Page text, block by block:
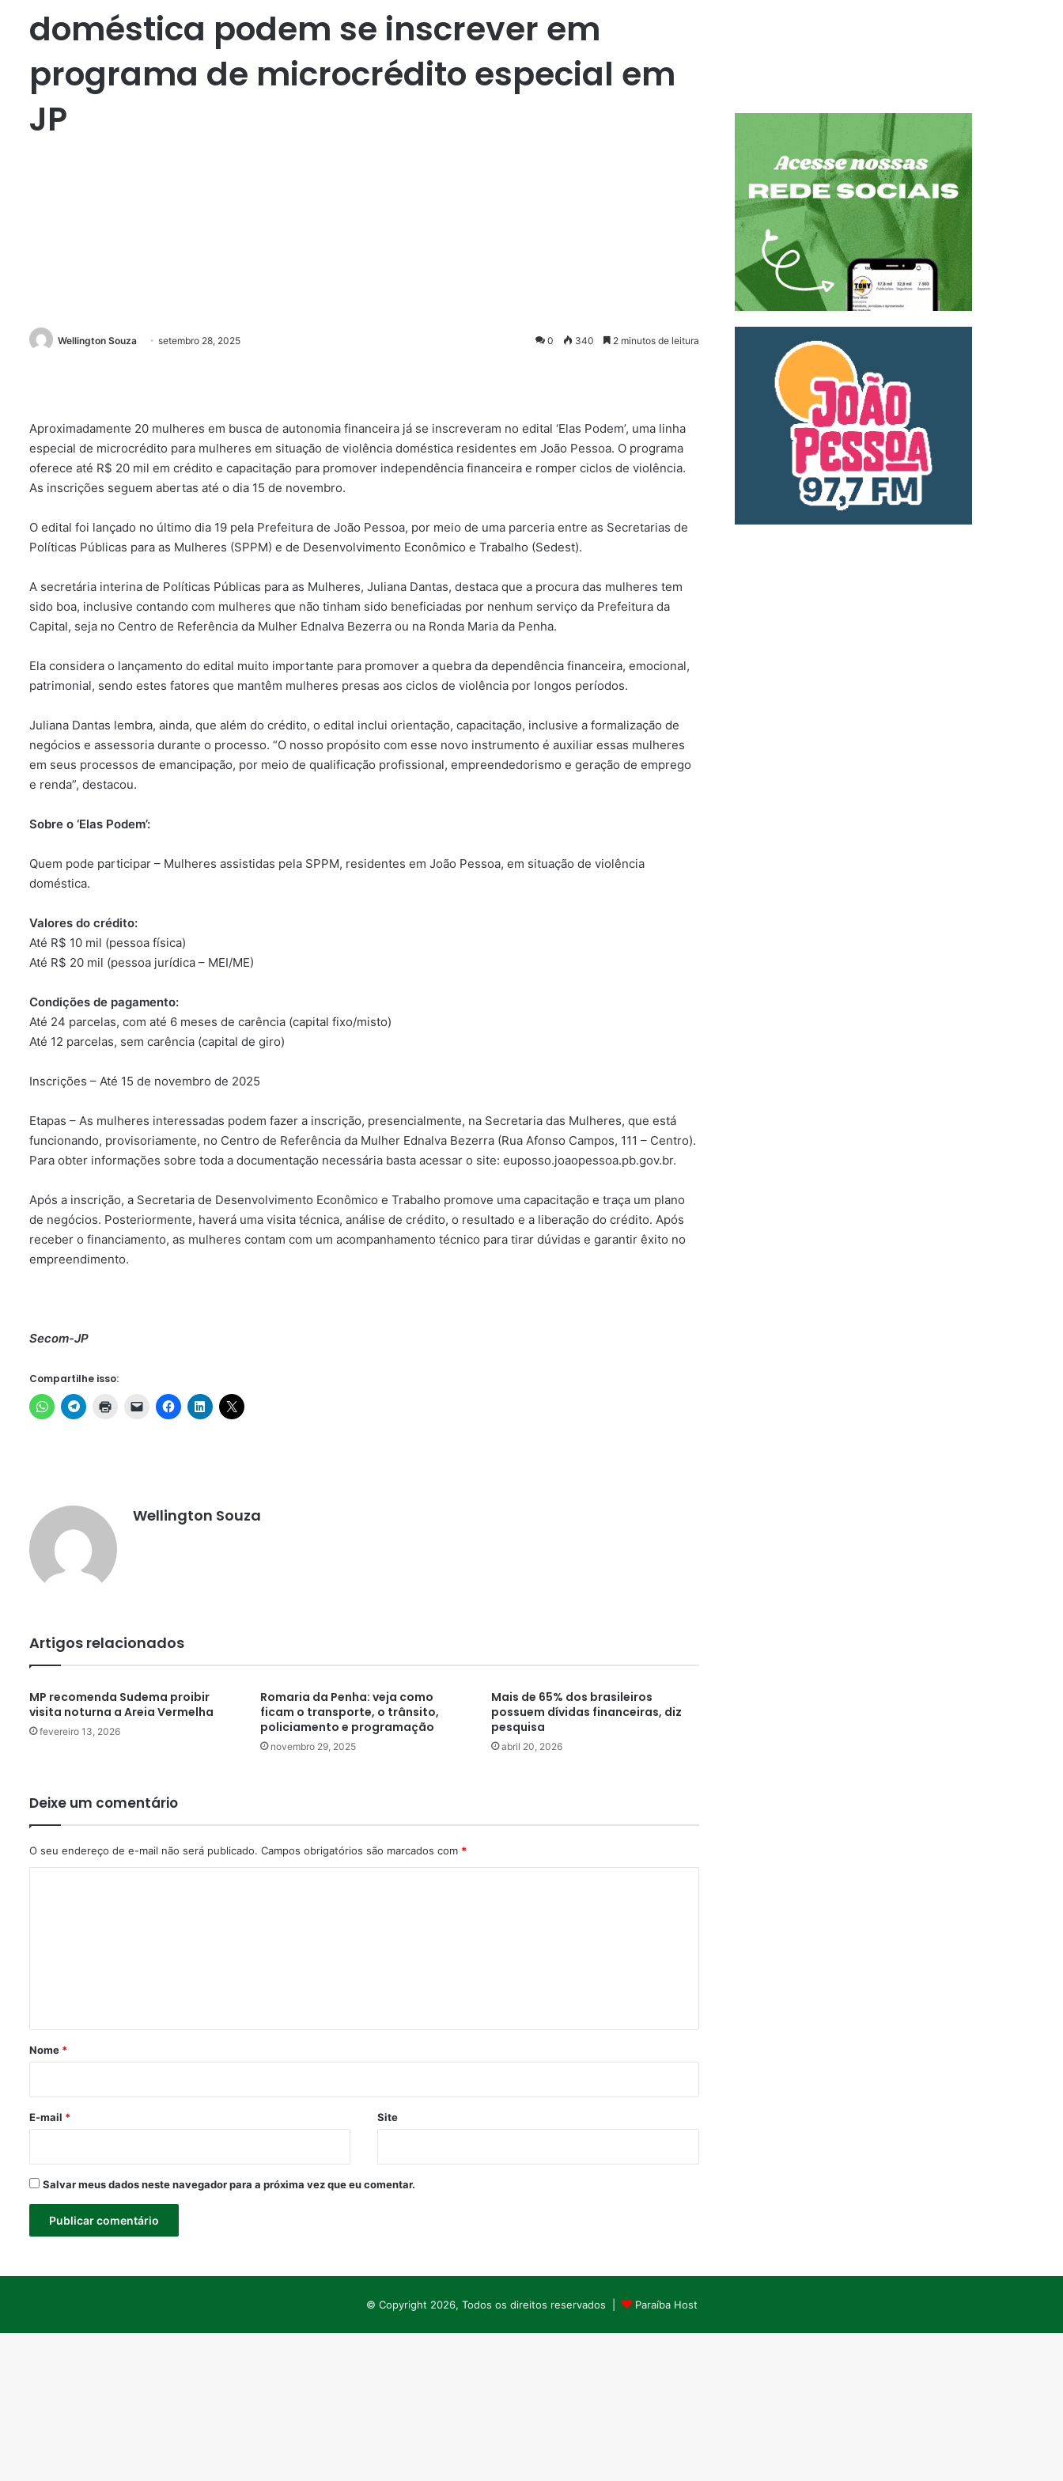
doméstica podem se inscrever em
programa de microcrédito especial em
JP
Wellington Souza setembro 28, 2025 0 340 2 minutos de leitura
Aproximadamente 20 mulheres em busca de autonomia financeira já se inscreveram no edital ‘Elas Podem’, uma linha
especial de microcrédito para mulheres em situação de violência doméstica residentes em João Pessoa. O programa
oferece até R$ 20 mil em crédito e capacitação para promover independência financeira e romper ciclos de violência.
As inscrições seguem abertas até o dia 15 de novembro.
O edital foi lançado no último dia 19 pela Prefeitura de João Pessoa, por meio de uma parceria entre as Secretarias de
Políticas Públicas para as Mulheres (SPPM) e de Desenvolvimento Econômico e Trabalho (Sedest).
A secretária interina de Políticas Públicas para as Mulheres, Juliana Dantas, destaca que a procura das mulheres tem
sido boa, inclusive contando com mulheres que não tinham sido beneficiadas por nenhum serviço da Prefeitura da
Capital, seja no Centro de Referência da Mulher Ednalva Bezerra ou na Ronda Maria da Penha.
Ela considera o lançamento do edital muito importante para promover a quebra da dependência financeira, emocional,
patrimonial, sendo estes fatores que mantêm mulheres presas aos ciclos de violência por longos períodos.
Juliana Dantas lembra, ainda, que além do crédito, o edital inclui orientação, capacitação, inclusive a formalização de
negócios e assessoria durante o processo. “O nosso propósito com esse novo instrumento é auxiliar essas mulheres
em seus processos de emancipação, por meio de qualificação profissional, empreendedorismo e geração de emprego
e renda”, destacou.
Sobre o ‘Elas Podem’:
Quem pode participar – Mulheres assistidas pela SPPM, residentes em João Pessoa, em situação de violência
doméstica.
Valores do crédito:
Até R$ 10 mil (pessoa física)
Até R$ 20 mil (pessoa jurídica – MEI/ME)
Condições de pagamento:
Até 24 parcelas, com até 6 meses de carência (capital fixo/misto)
Até 12 parcelas, sem carência (capital de giro)
Inscrições – Até 15 de novembro de 2025
Etapas – As mulheres interessadas podem fazer a inscrição, presencialmente, na Secretaria das Mulheres, que está
funcionando, provisoriamente, no Centro de Referência da Mulher Ednalva Bezerra (Rua Afonso Campos, 111 – Centro).
Para obter informações sobre toda a documentação necessária basta acessar o site: euposso.joaopessoa.pb.gov.br.
Após a inscrição, a Secretaria de Desenvolvimento Econômico e Trabalho promove uma capacitação e traça um plano
de negócios. Posteriormente, haverá uma visita técnica, análise de crédito, o resultado e a liberação do crédito. Após
receber o financiamento, as mulheres contam com um acompanhamento técnico para tirar dúvidas e garantir êxito no
empreendimento.
Secom-JP
Compartilhe isso:
Wellington Souza
Artigos relacionados
MP recomenda Sudema proibir
visita noturna a Areia Vermelha
fevereiro 13, 2026
Romaria da Penha: veja como
ficam o transporte, o trânsito,
policiamento e programação
novembro 29, 2025
Mais de 65% dos brasileiros
possuem dívidas financeiras, diz
pesquisa
abril 20, 2026
Deixe um comentário
O seu endereço de e-mail não será publicado. Campos obrigatórios são marcados com *
r
*
Nome *
E-mail * Site
Salvar meus dados neste navegador para a próxima vez que eu comentar.
© Copyright 2026, Todos os direitos reservados | Paraíba Host